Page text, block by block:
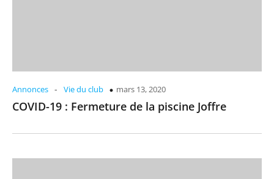
Annonces - Vie du club mars 13, 2020
COVID-19 : Fermeture de la piscine Joffre